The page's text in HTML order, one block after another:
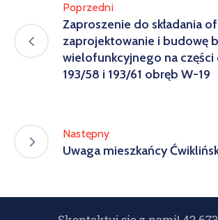
Poprzedni
Zaproszenie do składania
zaprojektowanie i budowę
wielofunkcyjnego na części
193/58 i 193/61 obręb W-19
Następny
Uwaga mieszkańcy